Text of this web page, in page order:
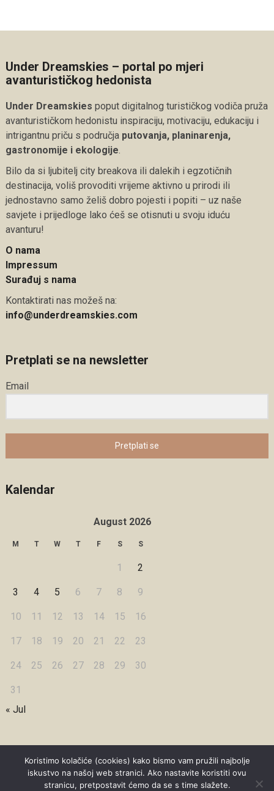
Under Dreamskies – portal po mjeri
avanturističkog hedonista
Under Dreamskies poput digitalnog turističkog vodiča pruža
avanturističkom hedonistu inspiraciju, motivaciju, edukaciju i
intrigantnu priču s područja putovanja, planinarenja,
gastronomije i ekologije.
Bilo da si ljubitelj city breakova ili dalekih i egzotičnih
destinacija, voliš provoditi vrijeme aktivno u prirodi ili
jednostavno samo želiš dobro pojesti i popiti – uz naše
savjete i prijedloge lako ćeš se otisnuti u svoju iduću
avanturu!
O nama
Impressum
Surađuj s nama
Kontaktirati nas možeš na:
info@underdreamskies.com
Pretplati se na newsletter
Email
Pretplati se
Kalendar
August 2026
M T W T F S S
1 2
3 4 5 6 7 8 9
10 11 12 13 14 15 16
17 18 19 20 21 22 23
24 25 26 27 28 29 30
31
« Jul
Copyright © 2026 Under Dreamskies
Koristimo kolačiće (cookies) kako bismo vam pružili najbolje
iskustvo na našoj web stranici. Ako nastavite koristiti ovu
stranicu, pretpostavit ćemo da se s time slažete.